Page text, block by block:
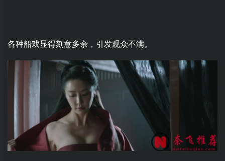
各种船戏显得刻意多余，引发观众不满。